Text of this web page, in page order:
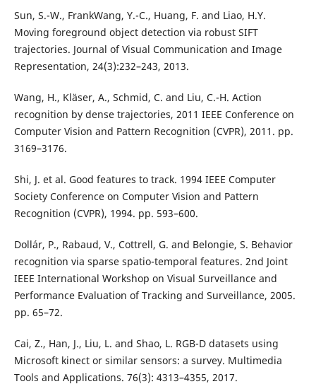
Sun, S.-W., FrankWang, Y.-C., Huang, F. and Liao, H.Y.
Moving foreground object detection via robust SIFT
trajectories. Journal of Visual Communication and Image
Representation, 24(3):232–243, 2013.
Wang, H., Kläser, A., Schmid, C. and Liu, C.-H. Action
recognition by dense trajectories, 2011 IEEE Conference on
Computer Vision and Pattern Recognition (CVPR), 2011. pp.
3169–3176.
Shi, J. et al. Good features to track. 1994 IEEE Computer
Society Conference on Computer Vision and Pattern
Recognition (CVPR), 1994. pp. 593–600.
Dollár, P., Rabaud, V., Cottrell, G. and Belongie, S. Behavior
recognition via sparse spatio-temporal features. 2nd Joint
IEEE International Workshop on Visual Surveillance and
Performance Evaluation of Tracking and Surveillance, 2005.
pp. 65–72.
Cai, Z., Han, J., Liu, L. and Shao, L. RGB-D datasets using
Microsoft kinect or similar sensors: a survey. Multimedia
Tools and Applications. 76(3): 4313–4355, 2017.